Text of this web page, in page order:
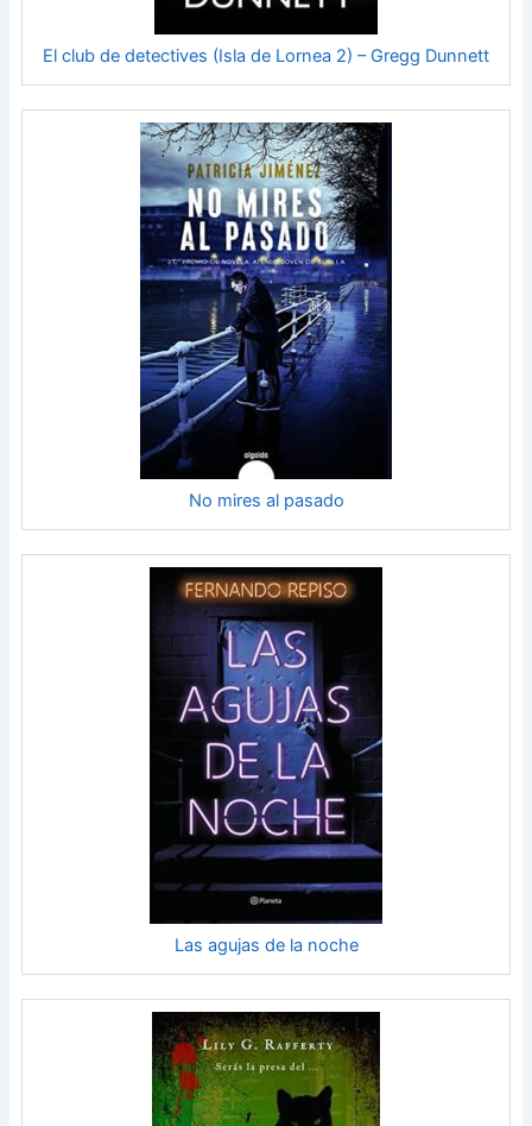
El club de detectives (Isla de Lornea 2) – Gregg Dunnett
No mires al pasado
Las agujas de la noche